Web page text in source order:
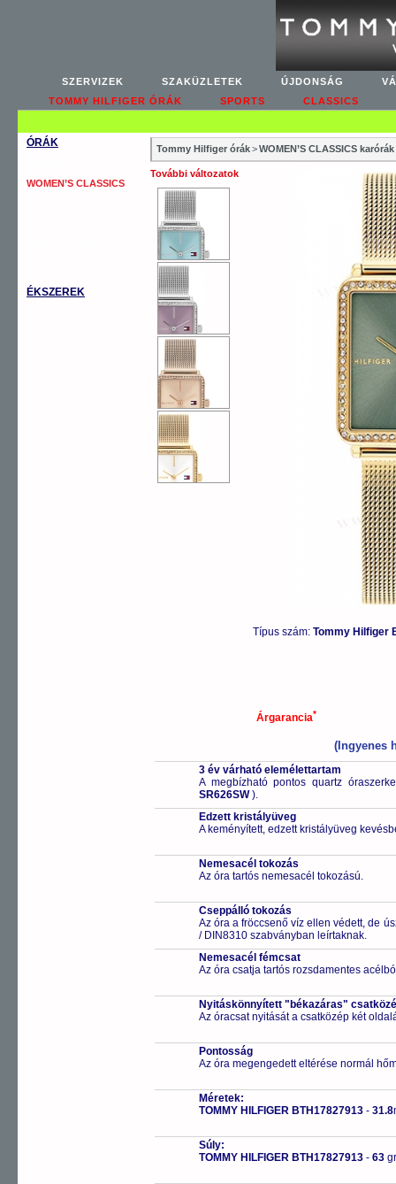
SZERVIZEK SZAKÜZLETEK ÚJDONSÁG
TOMMY HILFIGER ÓRÁK
SPORTS CLASSICS
ÓRÁK
WOMEN’S CLASSICS
ÉKSZEREK
Tommy Hilfiger órák>WOMEN’S CLASSICS karórák
További változatok
Típus szám: Tommy Hilfiger
Árgarancia*
(Ingyenes
3 év várható elemélettartam
A megbízható pontos quartz
SR626SW).
Edzett kristályüveg
A keményített, edzett kristályüveg
Nemesacél tokozás
Az óra tartós nemesacél tokozású.
Cseppálló tokozás
Az óra a fröccsenő víz ellen védett, de
/ DIN8310 szabványban leírtaknak.
Nemesacél fémcsat
Az óra csatja tartós rozsdamentes
Nyitáskönnyített "békazáras"
Az óracsat nyitását a csatközép két
Pontosság
Az óra megengedett eltérése normál
Méretek:
TOMMY HILFIGER BTH17827913 - 31.8
Súly:
TOMMY HILFIGER BTH17827913 - 63